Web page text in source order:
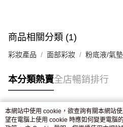
付款後門市自取，訂單確認後2-4個
商品相關分類 (1)
彩妝產品 面部彩妝 粉底液/氣
本分類熱賣全店暢銷排行
熱門標籤
本網站中使用 cookie，欲查詢有關本網站
望在電腦上使用 cookie 時應如何變更電腦